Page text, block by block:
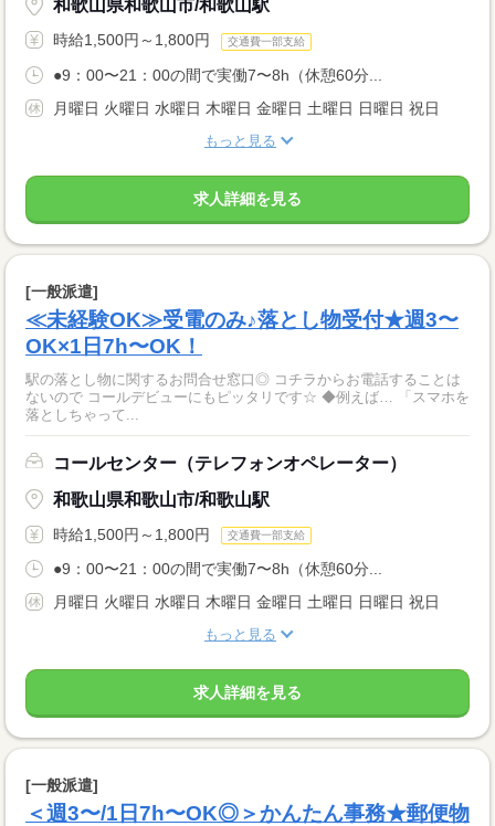
和歌山県和歌山市/和歌山駅
時給1,500円～1,800円 交通費一部支給
●9：00〜21：00の間で実働7〜8h（休憩60分...
月曜日 火曜日 水曜日 木曜日 金曜日 土曜日 日曜日 祝日
もっと見る
求人詳細を見る
[一般派遣]
≪未経験OK≫受電のみ♪落とし物受付★週3〜
OK×1日7h〜OK！
駅の落とし物に関するお問合せ窓口◎ コチラからお電話することは
ないので コールデビューにもピッタリです☆ ◆例えば… 「スマホを
落としちゃって...
コールセンター（テレフォンオペレーター）
和歌山県和歌山市/和歌山駅
時給1,500円～1,800円 交通費一部支給
●9：00〜21：00の間で実働7〜8h（休憩60分...
月曜日 火曜日 水曜日 木曜日 金曜日 土曜日 日曜日 祝日
もっと見る
求人詳細を見る
[一般派遣]
＜週3〜/1日7h〜OK◎＞かんたん事務★郵便物